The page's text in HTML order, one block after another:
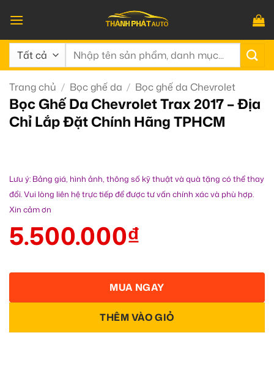
qua
nội
dung
Tìm
Trang chủ / Bọc ghế da / Bọc ghế da Chevrolet
Bọc Ghế Da Chevrolet Trax 2017 – Địa
Chỉ Lắp Đặt Chính Hãng TPHCM
Lưu ý: Bảng giá, hình ảnh, thông số kỹ thuật và quà tặng có thể thay
đổi. Vui lòng liên hệ trực tiếp để được tư vấn chính xác và phù hợp.
Xin cảm ơn
5.500.000₫
THÊM VÀO GIỎ
MUA NGAY